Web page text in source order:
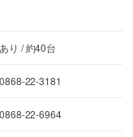
あり / 約40台
0868-22-3181
0868-22-6964